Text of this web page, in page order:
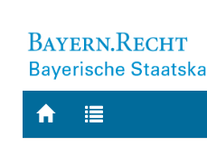
Zur
Zur